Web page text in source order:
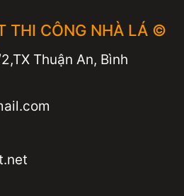
THI CÔNG NHÀ LÁ ©
Thuận An, Bình